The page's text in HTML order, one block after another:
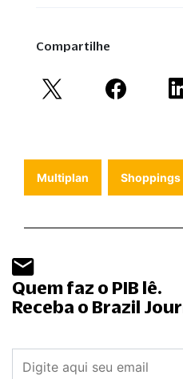
Compartilhe
Multiplan Shoppings
Quem faz o PIB lê.
Receba o Brazil